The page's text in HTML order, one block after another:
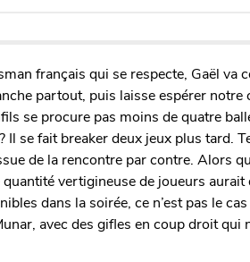
français qui se respecte, Gaël va
partout, puis laisse espérer
se procure pas moins de quatre
Il se fait breaker deux jeux plus tard.
de la rencontre par contre. Alors
vertigineuse de joueurs
dans la soirée, ce n’est pas le
avec des gifles en coup droit qui